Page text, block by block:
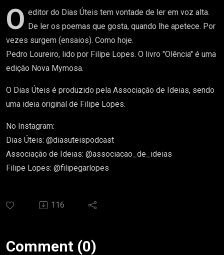
O editor do Dias Úteis tem vontade de ler em voz alta.
De ler os poemas que gosta, quando lhe apetece. Por
vezes surgem (ensaios). Como hoje.
Pedro Loureiro, lido por Filipe Lopes. O livro "Olência" é uma
edição Nova Mymosa.
O Dias Úteis é produzido pela Associação de Ideias, sendo
uma ideia original de Filipe Lopes.
No Instagram:
Dias Úteis: @diasuteispodcast
Associação de Ideias: @associacao_de_ideias
Filipe Lopes: @filipegarlopes
116
Comment (0)